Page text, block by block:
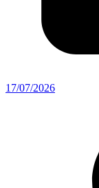
17/07/2026